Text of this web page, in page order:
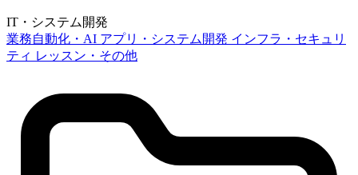
IT・システム開発
業務自動化・AI アプリ・システム開発 インフラ・セキュリ
ティ レッスン・その他